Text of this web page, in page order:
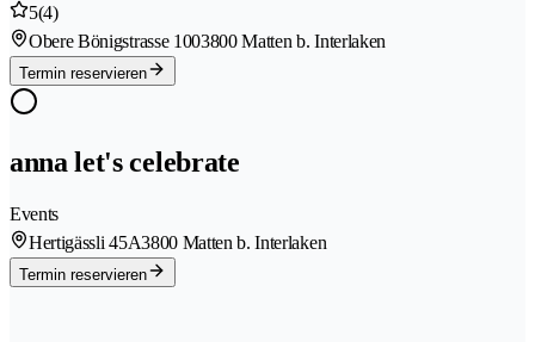
5(4)
Obere Bönigstrasse 1003800 Matten b. Interlaken
Termin reservieren
anna let's celebrate
Events
Hertigässli 45A3800 Matten b. Interlaken
Termin reservieren